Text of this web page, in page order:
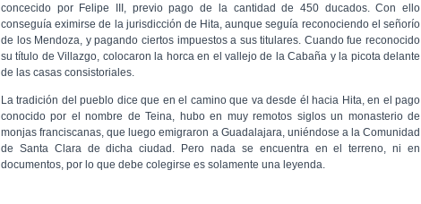
con­cecido por Felipe III, previo pago de la cantidad de 450 duca­dos. Con ello
conseguía eximirse de la jurisdicción de Hita, aunque seguía reconociendo el señorío
de los Mendoza, y pagando ciertos impuestos a sus titulares. Cuando fue reconocido
su título de Villazgo, colocaron la horca en el vallejo de la Cabaña y la picota delante
de las casas consistoriales.
La tradición del pueblo dice que en el camino que va desde él hacia Hita, en el pago
conocido por el nombre de Teina, hubo en muy remotos siglos un monasterio de
monjas franciscanas, que luego emigraron a Guadalajara, uniéndose a la Comunidad
de Santa Clara de dicha ciudad. Pero nada se encuentra en el terreno, ni en
documentos, por lo que debe colegirse es solamente una leyenda.